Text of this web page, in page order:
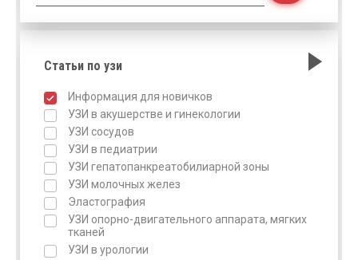
Статьи по узи
Информация для новичков
УЗИ в акушерстве и гинекологии
УЗИ сосудов
УЗИ в педиатрии
УЗИ гепатопанкреатобилиарной зоны
УЗИ молочных желез
Эластография
УЗИ опорно-двигательного аппарата, мягких
тканей
УЗИ в урологии